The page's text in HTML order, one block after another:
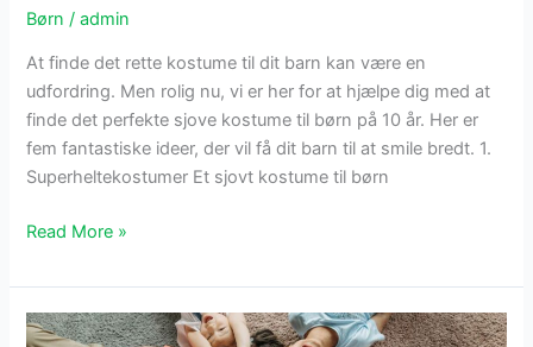
Børn /admin
At finde det rette kostume til dit barn kan være en
udfordring. Men rolig nu, vi er her for at hjælpe dig med at
finde det perfekte sjove kostume til børn på 10 år. Her er
fem fantastiske ideer, der vil få dit barn til at smile bredt. 1.
Superheltekostumer Et sjovt kostume til børn
Ideer
5
sjove
Read More »